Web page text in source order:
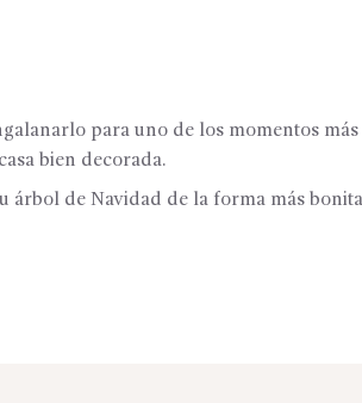
para uno de los momentos
bien decorada.
árbol de Navidad de la forma más